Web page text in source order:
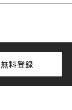
無料登録